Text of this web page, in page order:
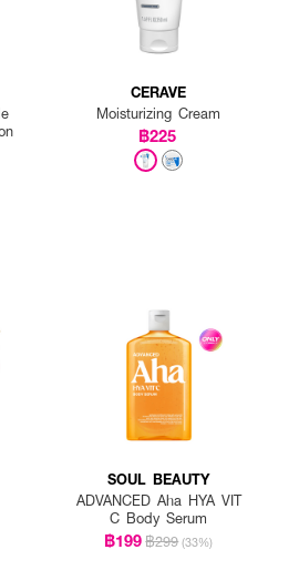
CERAVE
Moisturizing Cream
฿225
SOUL BEAUTY
ADVANCED Aha HYA VIT
C Body Serum
฿199฿299 (33%)